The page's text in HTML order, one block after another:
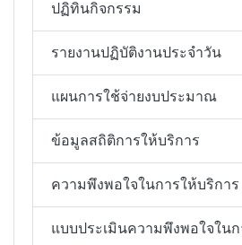
ปฏิทินกิจกรรม
รายงานปฏิบัติงานประจำวัน
แผนการใช้จ่ายงบประมาณ
ข้อมูลสถิติการให้บริการ
ความพึงพอใจในการให้บริการ
แบบประเมินความพึงพอใจใน